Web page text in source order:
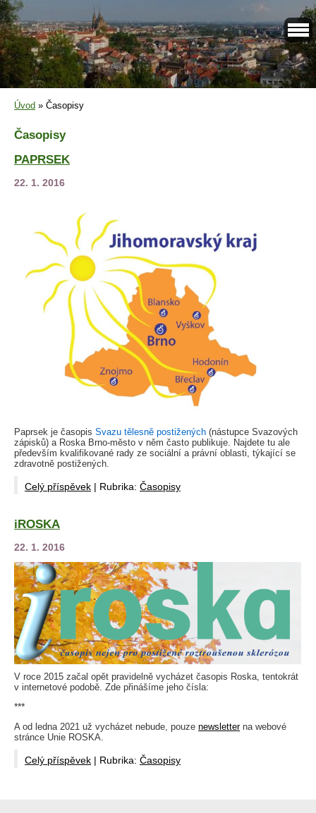
Úvod » Časopisy
Časopisy
PAPRSEK
22. 1. 2016
Paprsek je časopis Svazu tělesně postižených (nástupce Svazových
zápisků) a Roska Brno-město v něm často publikuje. Najdete tu ale
především kvalifikované rady ze sociální a právní oblasti, týkající se
zdravotně postižených.
Celý příspěvek | Rubrika: Časopisy
iROSKA
22. 1. 2016
V roce 2015 začal opět pravidelně vycházet časopis Roska, tentokrát
v internetové podobě. Zde přinášíme jeho čísla:
***
A od ledna 2021 už vycházet nebude, pouze newsletterna webové
stránce Unie ROSKA.
Celý příspěvek | Rubrika: Časopisy